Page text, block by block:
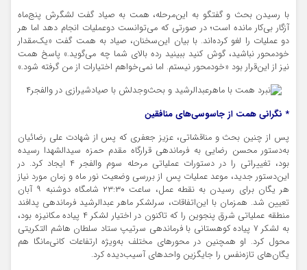
با رسیدن بحث و گفتگو به این‌مرحله، همت به صیاد گفت لشگرش پنج‌ماه
آزگار بی‌کار مانده است؛ در صورتی که می‌توانست دوعملیات انجام دهد اما هر
دو عملیات را لغو کرده‌اند. با بیان این‌سخنان، صیاد به همت گفت «یک‌مقدار
خودمحور نباشید، گوش کنید ببینید رده بالای شما چه می‌گوید.» پاسخ همت
نیز از این‌قرار بود «خودمحور نیستم. اما نمی‌خواهم اختیارات از من گرفته شود.»
* نگرانی همت از جاسوسی‌های منافقین
پس از چنین بحث و مناقشاتی، عزیز جعفری که پس از شهادت علی رضائیان
به‌دستور محسن رضایی به فرماندهی قرارگاه مقدم حمزه سیدالشهدا رسیده
بود، تغییراتی را در دستورات عملیاتی مرحله سوم والفجر ۴ ایجاد کرد. در
این‌دستور جدید، موعد عملیات پس از بررسی وضعیت نور ماه و زمان مورد نیاز
هر یگان برای رسیدن به نقطه عمل، ساعت ۲۳:۳۰ شامگاه دوشنبه ۹ آبان
تعیین شد. همزمان با این‌اتفاقات، سرلشکر ماهر عبدالرشید فرماندهی پدافند
منطقه عملیاتی شرق پنجوین را که تاکنون در اختیار لشکر ۴ پیاده مکانیزه بود،
به لشکر ۷ پیاده کوهستانی با فرماندهی سرتیپ ستاد سلطان هاشم التکریتی
محول کرد. او همچنین در محورهای مختلف به‌ویژه ارتفاعات کانی‌مانگا هم
یگان‌های تازه‌نفس را جایگزین واحدهای آسیب‌دیده کرد.